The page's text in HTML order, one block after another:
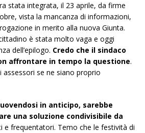
stata integrata, il 23 aprile, da firme
vista la mancanza di informazioni,
in merito alla nuova Giunta.
è stata molto vaga e oggi
dell’epilogo. Credo che il sindaco
affrontare in tempo la questione.
assessori se ne siano proprio
in anticipo, sarebbe
una soluzione condivisibile da
e frequentatori. Temo che le festività di